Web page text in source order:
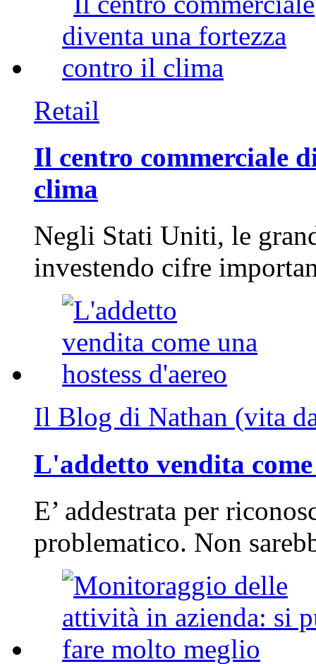
Retail
Il centro commerciale
clima
Negli Stati Uniti, le
investendo cifre
Il Blog di Nathan (vita
L'addetto vendita
E’ addestrata per
problematico. Non